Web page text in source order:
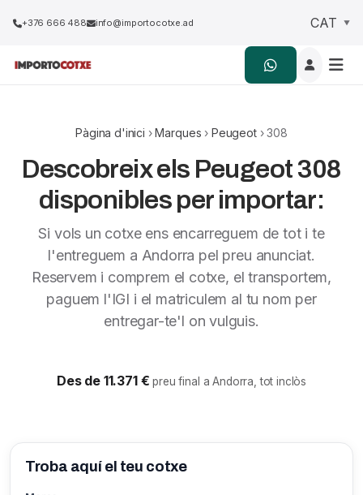
+376 666 488 info@importocotxe.ad
Pàgina d'inici ›Marques › Peugeot› 308
Descobreix els Peugeot 308
disponibles per importar:
Si vols un cotxe ens encarreguem de tot i te
l'entreguem a Andorra pel preu anunciat.
Reservem i comprem el cotxe, el transportem,
paguem l'IGI i el matriculem al tu nom per
entregar-te'l on vulguis.
Des de 11.371 €preu final a Andorra, tot inclòs
Troba aquí el teu cotxe